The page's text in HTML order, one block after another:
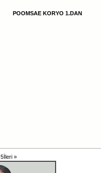
POOMSAE KORYO 1.DAN
5İleri »